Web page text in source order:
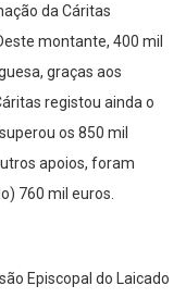
da Cáritas
montante, 400 mil
graças aos
registou ainda o
os 850 mil
apoios, foram
760 mil euros.
Episcopal do Laicado